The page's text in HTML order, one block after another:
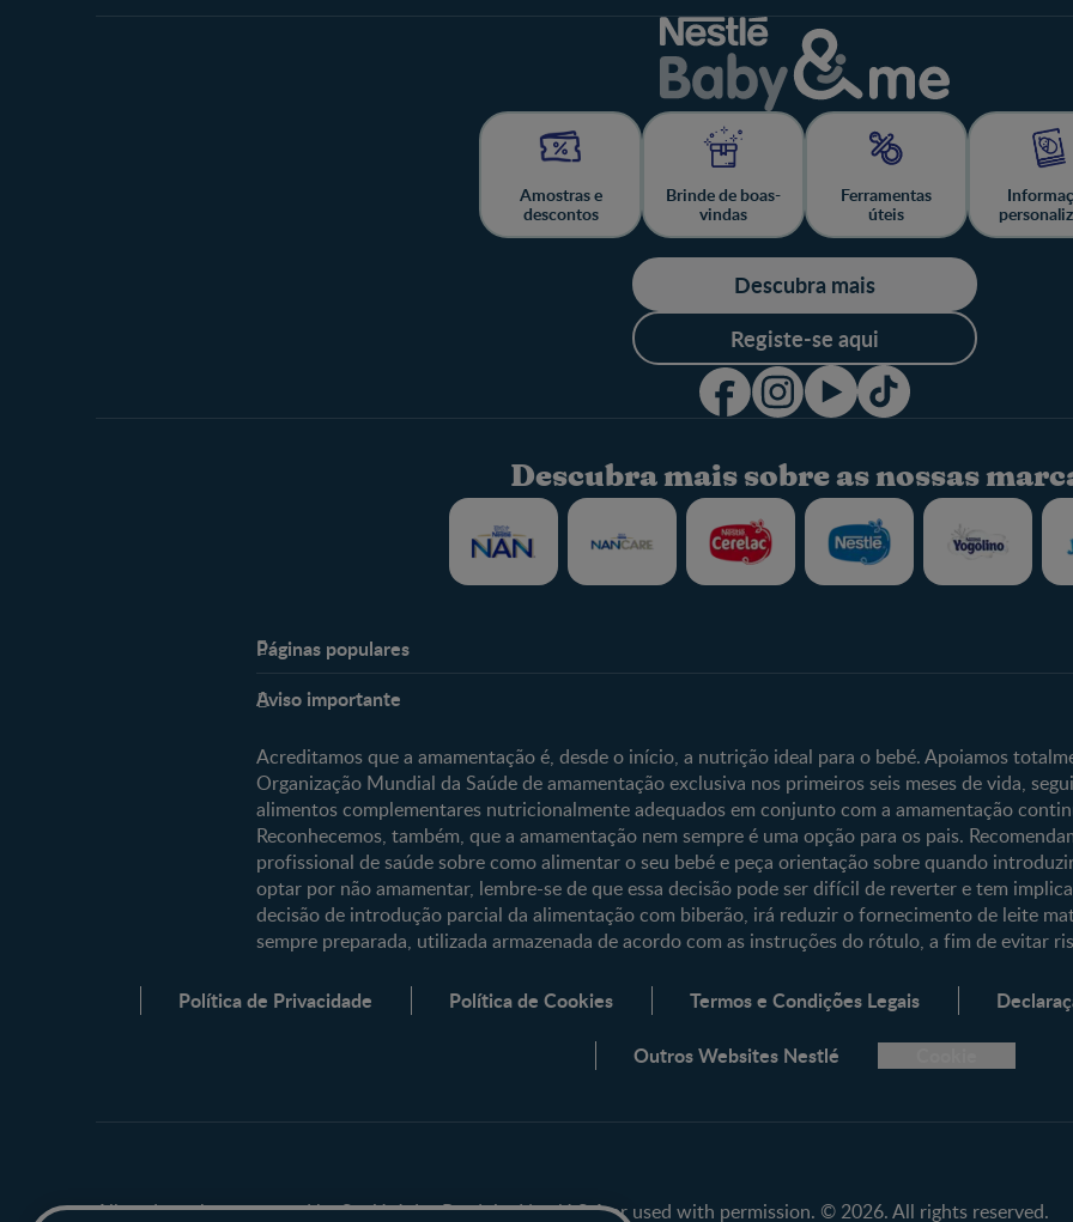
Amostras e
descontos
Brinde de boas-
vindas
Ferramentas
úteis
Descubra mais
Registe-se aqui
Descubra mais sobre as nossas
Páginas populares
Sobre Nós
Entrar/Registe-se
Comprar
Os nossos produtos
As nossas marcas
Aviso importante
Acreditamos que a amamentação é, desde o início, a nutrição ideal para o bebé. Apoiamos
Organização Mundial da Saúde de amamentação exclusiva nos primeiros seis meses de vida,
alimentos complementares nutricionalmente adequados em conjunto com a amamentação
Reconhecemos, também, que a amamentação nem sempre é uma opção para os pais.
profissional de saúde sobre como alimentar o seu bebé e peça orientação sobre quando
optar por não amamentar, lembre-se de que essa decisão pode ser difícil de reverter e tem
decisão de introdução parcial da alimentação com biberão, irá reduzir o fornecimento de leite
sempre preparada, utilizada armazenada de acordo com as instruções do rótulo, a fim de evitar
Política de Privacidade Política de Cookies Termos e Condições Legais
Outros Websites Nestlé
All trademarks are owned by Société des Produits Nestlé S.A or used with permission. © 2026. All rights reserved.